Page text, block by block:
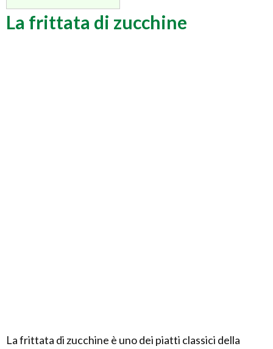
La frittata di zucchine
La frittata di zucchine è uno dei piatti classici della